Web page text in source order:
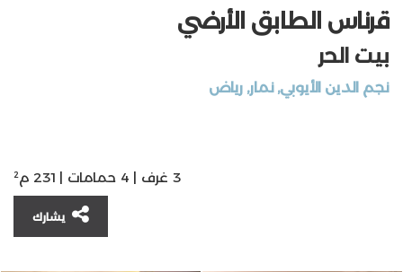
قرناس الطابق الأرضي
بيت الحر
نجم الدين الأيوبي, نمار, ریاض
3 غرف | 4 حمامات | 231 م²
يشارك